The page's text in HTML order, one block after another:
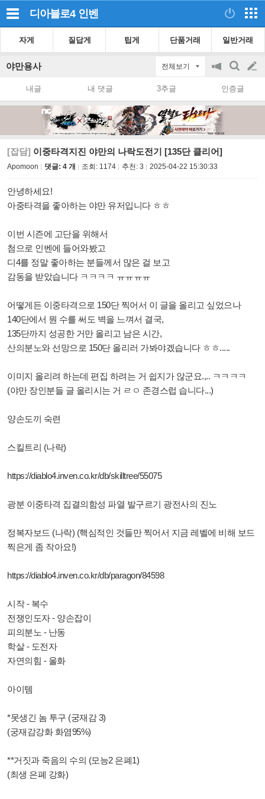
디아블로4 인벤
자게 질답게 팁게 단품거래 일반거래
야만용사 전체보기
공
on/off
검
색
글
쓰
내글 내 댓글 3추글 인증글
[잡담] 이중타격지진 야만의 나락도전기 [135단 클리어]
Apomoon 댓글: 4 개 조회: 1174 추천: 3 2025-04-22 15:30:33
안녕하세요!
아중타격을 좋아하는 야만 유저입니다 ㅎㅎ
이번 시즌에 고단을 위해서
첨으로 인벤에 들어와봤고
디4를 정말 좋아하는 분들께서 많은 걸 보고
감동을 받았습니다 ㅋㅋㅋㅋ ㅠㅠㅠㅠ
어떻게든 이중타격으로 150단 찍어서 이 글을 올리고 싶었으나
140단에서 뭔 수를 써도 벽을 느껴서 결국,
135단까지 성공한 거만 올리고 남은 시간,
산의분노와 선망으로 150단 올리러 가봐야겠습니다 ㅎㅎ.....
이미지 올리려 하는데 편집 하려는 거 쉽지가 않군요.,.. ㅋㅋㅋㅋ
(야만 장인분들 글 올리시는 거 ㄹㅇ 존경스럽 습니다...)
양손도끼 숙련
스킬트리 (나락)
https://diablo4.inven.co.kr/db/skilltree/55075
광분 이중타격 집결의함성 파열 발구르기 광전사의 진노
정복자보드 (나락) (핵심적인 것들만 찍어서 지금 레벨에 비해 보드
찍은게 좀 작아요!)
https://diablo4.inven.co.kr/db/paragon/84598
시작 - 복수
전쟁인도자 - 양손잡이
피의분노 - 난동
학살 - 도전자
자연의힘 - 울화
아이템
*못생긴 놈 투구 (궁재감 3)
(궁재감강화 화염95%)
**거짓과 죽음의 수의 (모능2 은폐1)
(최생 은폐 강화)